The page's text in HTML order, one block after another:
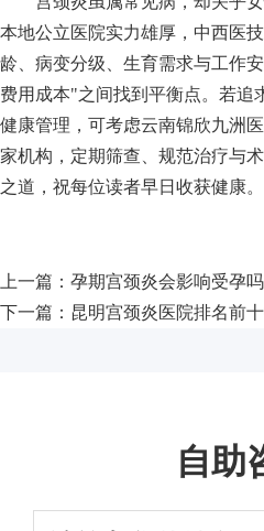
本地公立医院实力雄厚，中西医
龄、病变分级、生育需求与工作
费用成本"之间找到平衡点。若追
健康管理，可考虑云南锦欣九洲
家机构，定期筛查、规范治疗与
之道，祝每位读者早日收获健康。
上一篇： 孕期宫颈炎会影响受孕
下一篇： 昆明宫颈炎医院排名前
自助